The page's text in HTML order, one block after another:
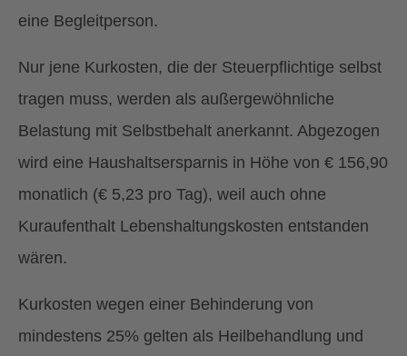
eine Begleitperson.
Nur jene Kurkosten, die der Steuerpflichtige selbst
tragen muss, werden als außergewöhnliche
Belastung mit Selbstbehalt anerkannt. Abgezogen
wird eine Haushaltsersparnis in Höhe von € 156,90
monatlich (€ 5,23 pro Tag), weil auch ohne
Kuraufenthalt Lebenshaltungskosten entstanden
wären.
Kurkosten wegen einer Behinderung von
mindestens 25% gelten als Heilbehandlung und